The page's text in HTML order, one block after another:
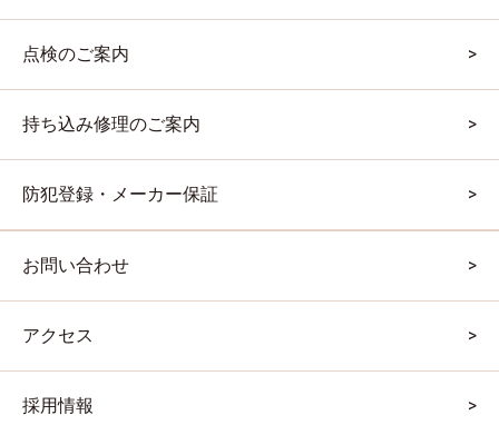
点検のご案内
持ち込み修理のご案内
防犯登録・メーカー保証
お問い合わせ
アクセス
採用情報